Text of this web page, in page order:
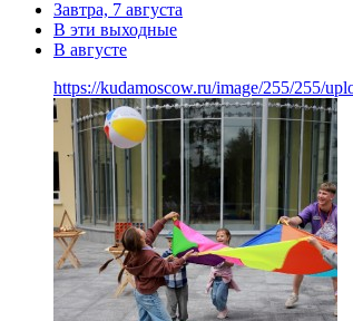
Завтра, 7 августа
В эти выходные
В августе
https://kudamoscow.ru/image/255/255/